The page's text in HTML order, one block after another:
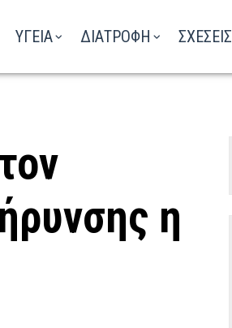
ΥΓΕΙΑ ΔΙΑΤΡΟΦΗ ΣΧΕΣΕΙΣ
ΡΑΔΙΟΦΩΝΟ
η